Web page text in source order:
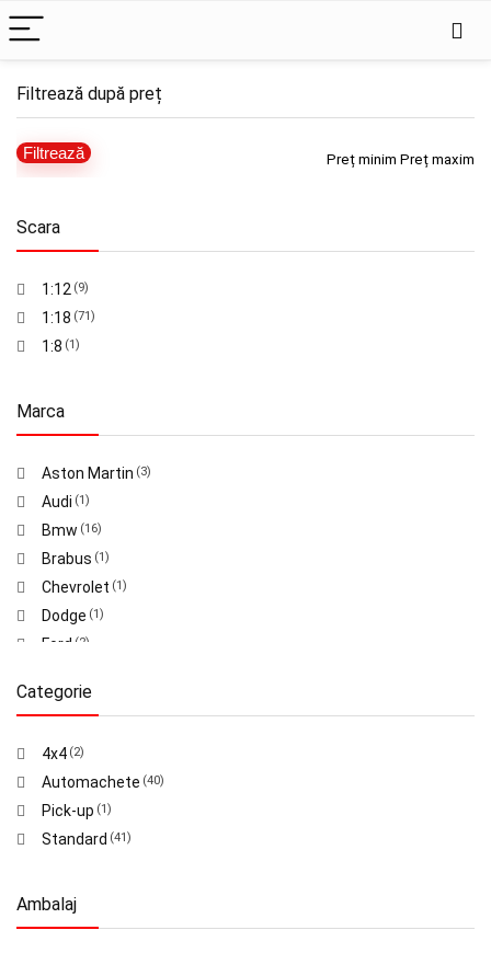
Filtrează după preț
Preț minim Preț maxim
Filtrează
Scara
1:12 (9)
1:18 (71)
1:8 (1)
Marca
Aston Martin (3)
Audi (1)
Bmw (16)
Brabus (1)
Chevrolet (1)
Dodge (1)
Ford (2)
Land Rover
Mercedes
Nissan (3)
Porsche (30)
Range Rover
Shelby
Toyota(1)
Categorie
4x4 (2)
Automachete (40)
Pick-up (1)
Standard (41)
Ambalaj